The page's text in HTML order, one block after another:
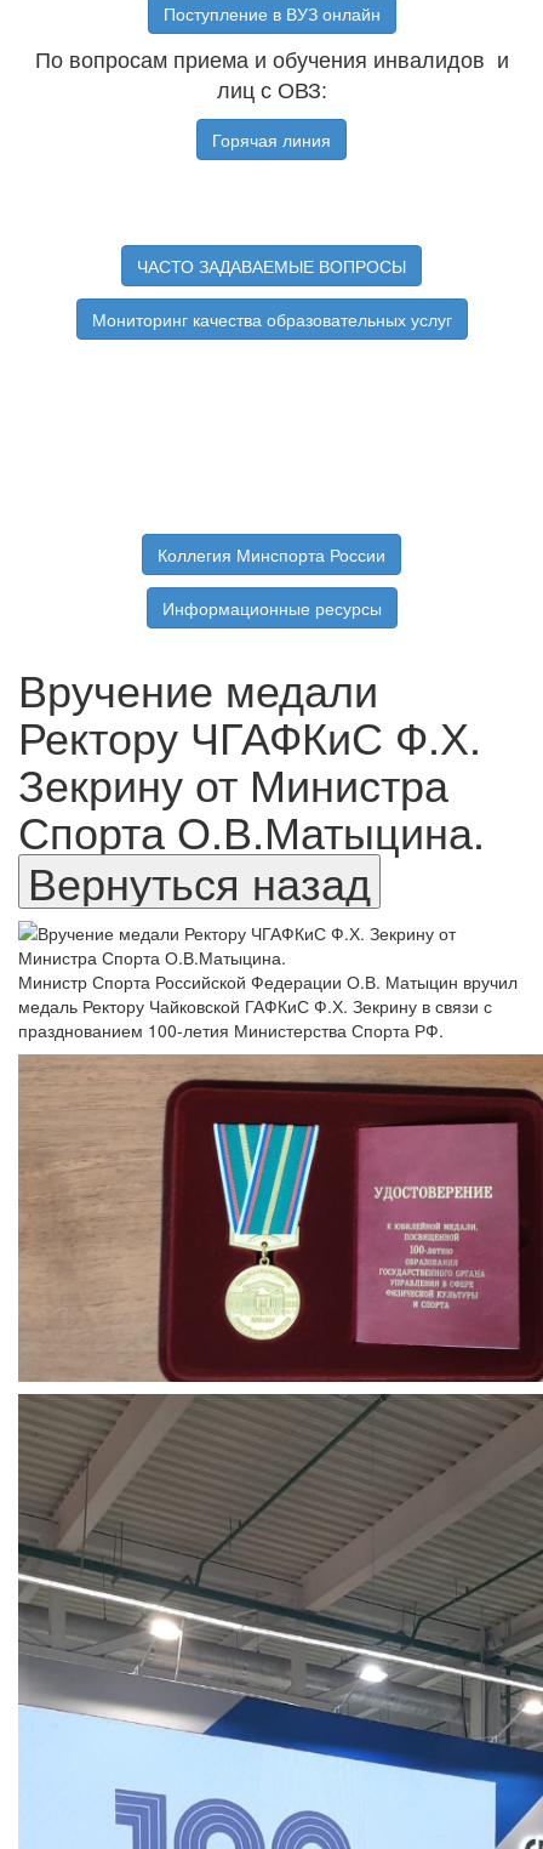
Поступление в ВУЗ онлайн
По вопросам приема и обучения инвалидов и
лиц с ОВЗ:
Горячая линия
ЧАСТО ЗАДАВАЕМЫЕ ВОПРОСЫ
Мониторинг качества образовательных услуг
Коллегия Минспорта России
Информационные ресурсы
Вручение медали
Ректору ЧГАФКиС Ф.Х.
Зекрину от Министра
Спорта О.В.Матыцина.
Министр Спорта Российской Федерации О.В. Матыцин вручил
медаль Ректору Чайковской ГАФКиС Ф.Х. Зекрину в связи с
празднованием 100-летия Министерства Спорта РФ.